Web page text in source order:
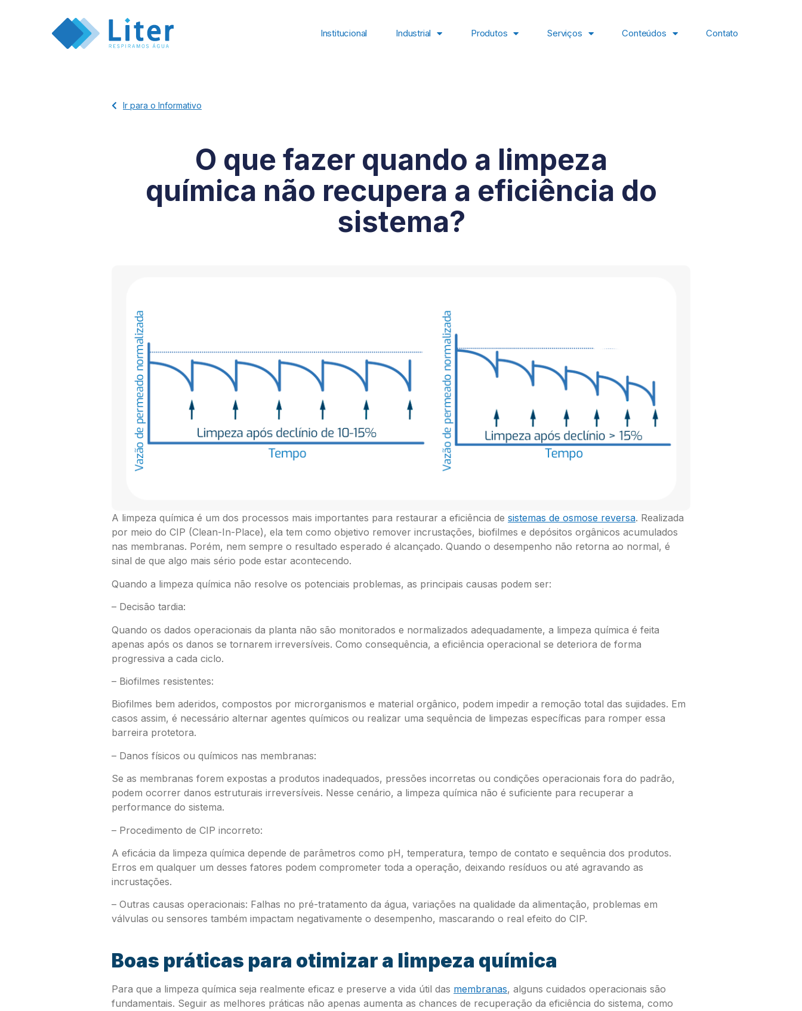
Institucional Industrial Produtos Serviços Conteúdos Contato
Ir para o Informativo
O que fazer quando a limpeza
química não recupera a eficiência do
sistema?
A limpeza química é um dos processos mais importantes para restaurar a eficiência de sistemas de osmose reversa. Realizada
por meio do CIP (Clean-In-Place), ela tem como objetivo remover incrustações, biofilmes e depósitos orgânicos acumulados
nas membranas. Porém, nem sempre o resultado esperado é alcançado. Quando o desempenho não retorna ao normal, é
sinal de que algo mais sério pode estar acontecendo.
Quando a limpeza química não resolve os potenciais problemas, as principais causas podem ser:
– Decisão tardia:
Quando os dados operacionais da planta não são monitorados e normalizados adequadamente, a limpeza química é feita
apenas após os danos se tornarem irreversíveis. Como consequência, a eficiência operacional se deteriora de forma
progressiva a cada ciclo.
– Biofilmes resistentes:
Biofilmes bem aderidos, compostos por microrganismos e material orgânico, podem impedir a remoção total das sujidades. Em
casos assim, é necessário alternar agentes químicos ou realizar uma sequência de limpezas específicas para romper essa
barreira protetora.
– Danos físicos ou químicos nas membranas:
Se as membranas forem expostas a produtos inadequados, pressões incorretas ou condições operacionais fora do padrão,
podem ocorrer danos estruturais irreversíveis. Nesse cenário, a limpeza química não é suficiente para recuperar a
performance do sistema.
– Procedimento de CIP incorreto:
A eficácia da limpeza química depende de parâmetros como pH, temperatura, tempo de contato e sequência dos produtos.
Erros em qualquer um desses fatores podem comprometer toda a operação, deixando resíduos ou até agravando as
incrustações.
– Outras causas operacionais: Falhas no pré-tratamento da água, variações na qualidade da alimentação, problemas em
válvulas ou sensores também impactam negativamente o desempenho, mascarando o real efeito do CIP.
Boas práticas para otimizar a limpeza química
Para que a limpeza química seja realmente eficaz e preserve a vida útil das membranas, alguns cuidados operacionais são
fundamentais. Seguir as melhores práticas não apenas aumenta as chances de recuperação da eficiência do sistema, como